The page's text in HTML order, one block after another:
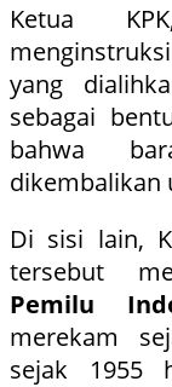
Ketua
yang
sebagai
bahwa
dikembalikan
Di sisi lain,
tersebut
Pemilu
merekam
sejak 1955